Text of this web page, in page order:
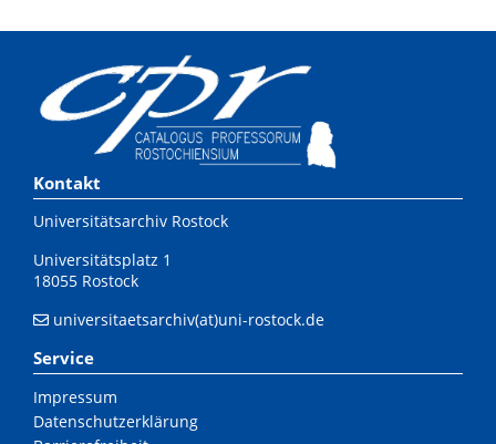
Kontakt
Universitätsarchiv Rostock
Universitätsplatz 1
18055 Rostock
universitaetsarchiv(at)uni-rostock.de
Service
Impressum
Datenschutzerklärung